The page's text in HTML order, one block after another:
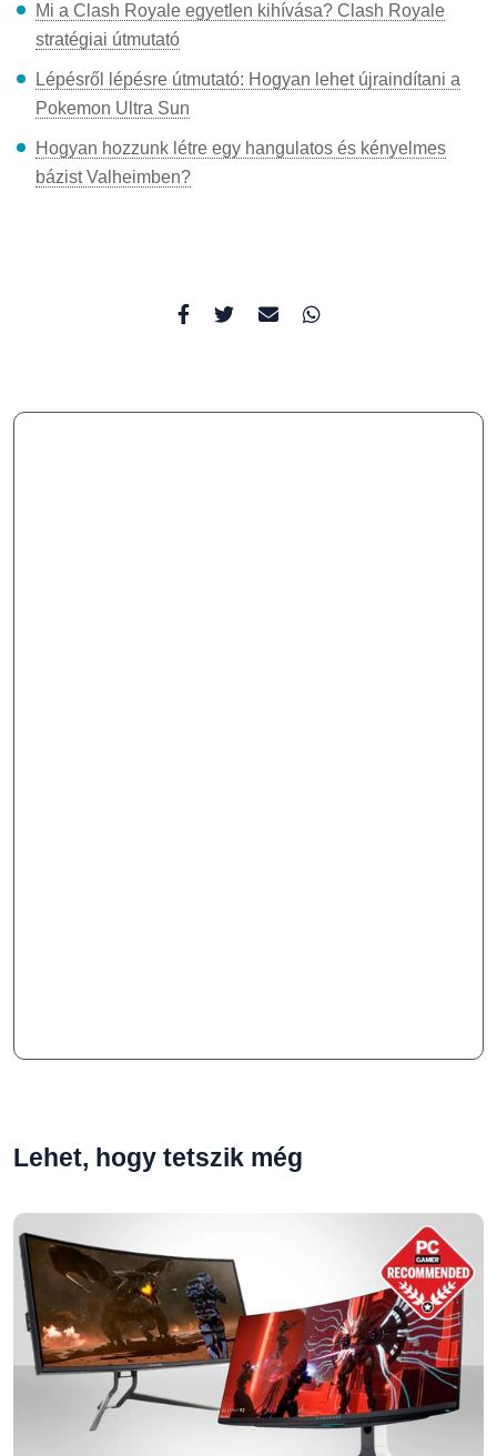
Mi a Clash Royale egyetlen kihívása? Clash Royale
stratégiai útmutató
Lépésről lépésre útmutató: Hogyan lehet újraindítani a
Pokemon Ultra Sun
Hogyan hozzunk létre egy hangulatos és kényelmes
bázist Valheimben?
Lehet, hogy tetszik még